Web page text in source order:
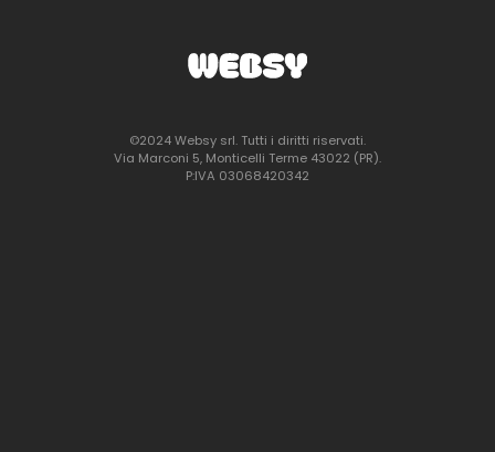
©2024 Websy srl. Tutti i diritti riservati.
Via Marconi 5, Monticelli Terme 43022 (PR).
P:IVA 03068420342